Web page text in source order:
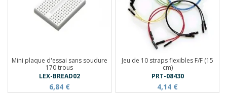
Mini plaque d'essai sans soudure
170 trous
LEX-BREAD02
6,84 €
Jeu de 10 straps flexibles F/F (15
cm)
PRT-08430
4,14 €